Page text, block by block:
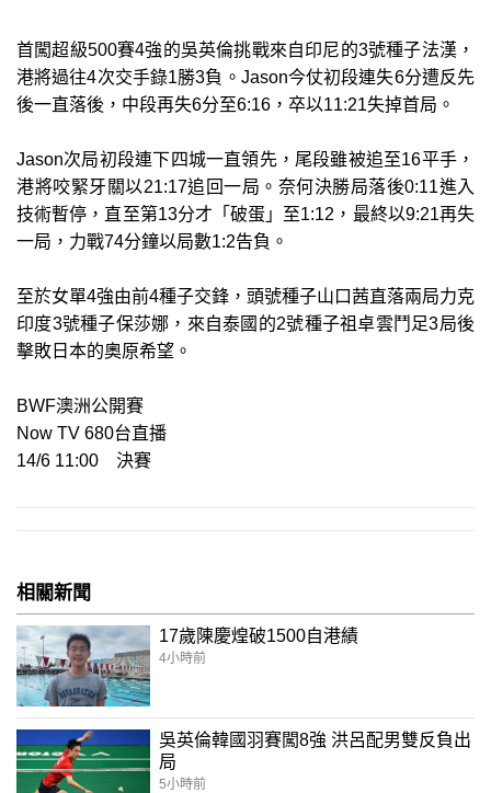
首闖超級500賽4強的吳英倫挑戰來自印尼的3號種子法漢，
港將過往4次交手錄1勝3負。Jason今仗初段連失6分遭反先
後一直落後，中段再失6分至6:16，卒以11:21失掉首局。
Jason次局初段連下四城一直領先，尾段雖被追至16平手，
港將咬緊牙關以21:17追回一局。奈何決勝局落後0:11進入
技術暫停，直至第13分才「破蛋」至1:12，最終以9:21再失
一局，力戰74分鐘以局數1:2告負。
至於女單4強由前4種子交鋒，頭號種子山口茜直落兩局力克
印度3號種子保莎娜，來自泰國的2號種子祖卓雲鬥足3局後
擊敗日本的奧原希望。
BWF澳洲公開賽
Now TV 680台直播
14/6 11:00 決賽
相關新聞
17歲陳慶煌破1500自港績
4小時前
吳英倫韓國羽賽闖8強 洪呂配男雙反負出
局
5小時前